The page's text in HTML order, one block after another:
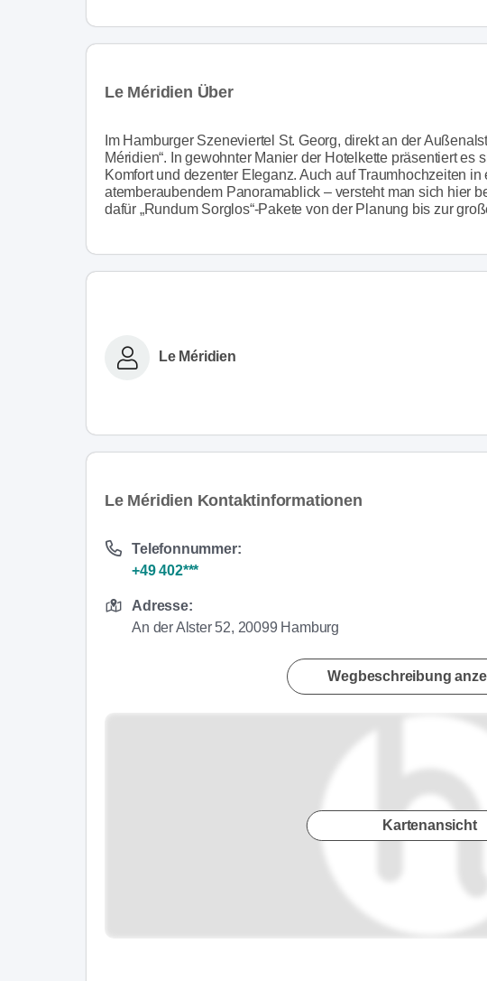
Le Méridien Über
Im Hamburger Szeneviertel St. Georg, direkt an der
Méridien“. In gewohnter Manier der Hotelkette präsentiert es
Komfort und dezenter Eleganz. Auch auf Traumhochzeiten
atemberaubendem Panoramablick – versteht man sich hier
dafür „Rundum Sorglos“-Pakete von der Planung bis zur
Le Méridien
Le Méridien Kontaktinformationen
Telefonnummer:
+49 402***
Adresse:
An der Alster 52, 20099 Hamburg
Wegbeschreibung
Kartenansicht